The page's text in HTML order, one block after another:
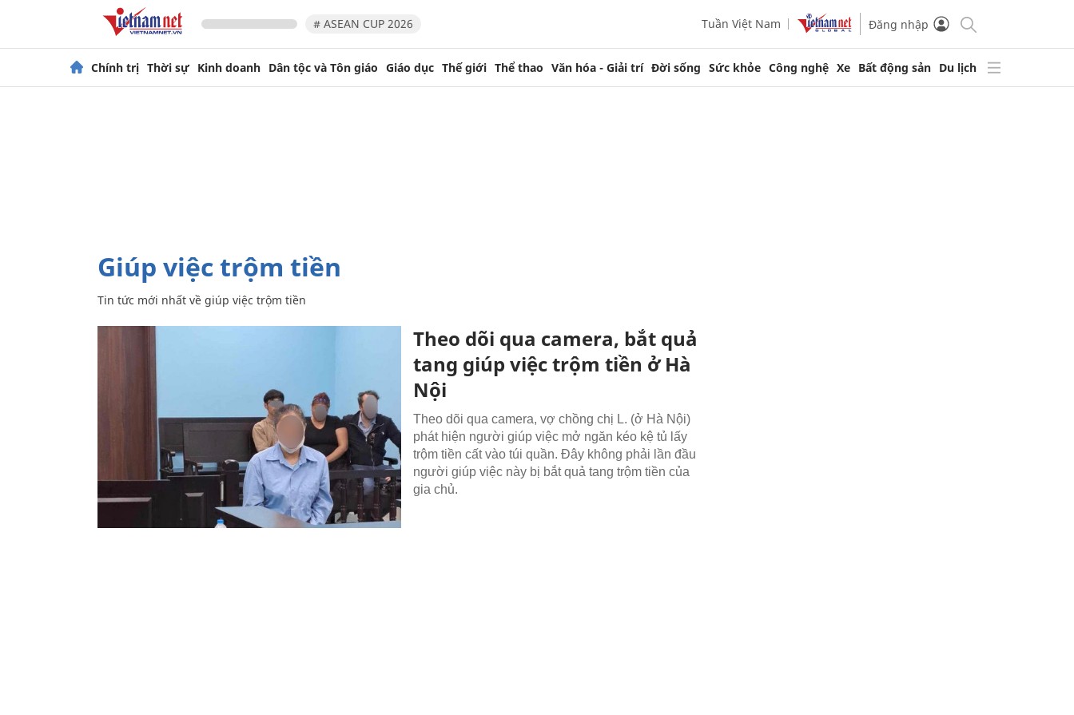
# ASEAN CUP 2026 Tuần Việt Nam Đăng nhập
Chính trị Thời sự Kinh doanh Dân tộc và Tôn giáo Giáo dục Thế giới Thể thao Văn hóa - Giải trí Đời sống Sức khỏe Công nghệ Xe Bất động sản Du lịch
giúp việc trộm tiền
Tin tức mới nhất về giúp việc trộm tiền
Theo dõi qua camera, bắt quả
tang giúp việc trộm tiền ở Hà
Nội
Theo dõi qua camera, vợ chồng chị L. (ở Hà Nội)
phát hiện người giúp việc mở ngăn kéo kệ tủ lấy
trộm tiền cất vào túi quần. Đây không phải lần đầu
người giúp việc này bị bắt quả tang trộm tiền của
gia chủ.